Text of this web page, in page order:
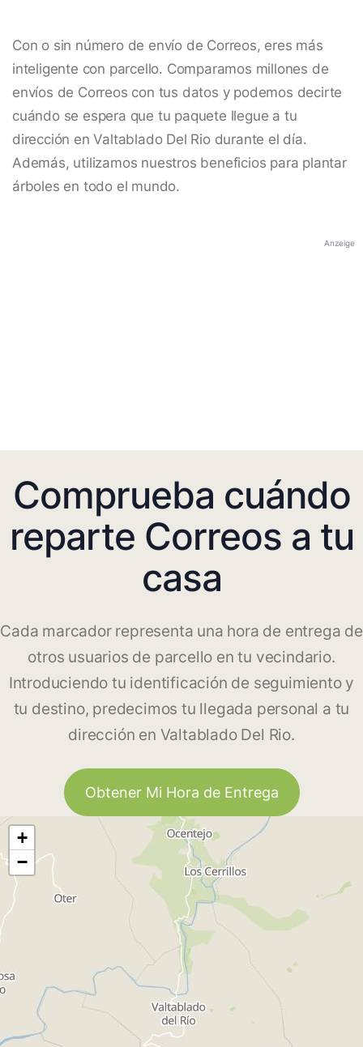
Con o sin número de envío de Correos, eres más
inteligente con parcello. Comparamos millones de
envíos de Correos con tus datos y podemos decirte
cuándo se espera que tu paquete llegue a tu
dirección en Valtablado Del Rio durante el día.
Además, utilizamos nuestros beneficios para plantar
árboles en todo el mundo.
Anzeige
Comprueba cuándo
reparte Correos a tu
casa
Cada marcador representa una hora de entrega de
otros usuarios de parcello en tu vecindario.
Introduciendo tu identificación de seguimiento y
tu destino, predecimos tu llegada personal a tu
dirección en Valtablado Del Rio.
Obtener Mi Hora de Entrega
+
−